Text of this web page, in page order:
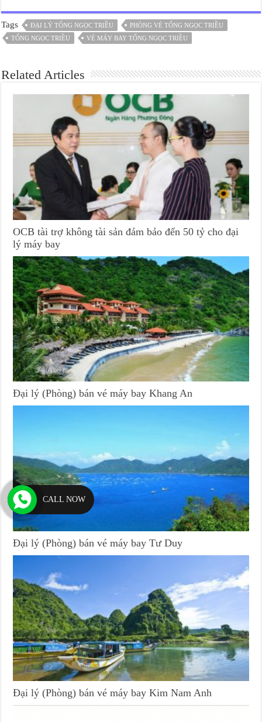
Tags ĐẠI LÝ TỐNG NGỌC TRIỀU
PHÒNG VÉ TỐNG NGỌC TRIỀU
TỐNG NGỌC TRIỀU
VÉ MÁY BAY TỐNG NGỌC TRIỀU
Related Articles
OCB tài trợ không tài sản đảm bảo đến 50 tỷ cho đại
lý máy bay
Đại lý (Phòng) bán vé máy bay Khang An
Đại lý (Phòng) bán vé máy bay Tư Duy
Đại lý (Phòng) bán vé máy bay Kim Nam Anh
CALL NOW